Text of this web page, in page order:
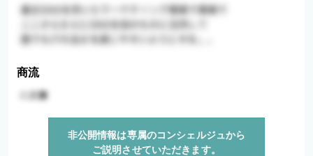
商流
非公開情報は専属のコンシェルジュから
ご説明させていただきます。